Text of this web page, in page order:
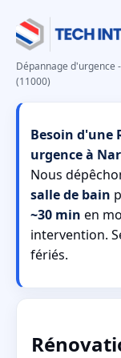
Dépannage d'urgence
(11000)
Besoin d'une
urgence à
Nous
salle de bain
~30 min en
intervention.
fériés.